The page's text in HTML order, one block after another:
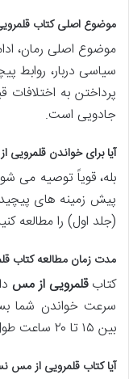
موضوع اصلی کتاب
موضوع اصلی رمان،
سیاسی دربار،
پرداختن به اختلافات
جادویی است.
آیا برای خواندن قلمرویی
بله، قویاً توصیه می
پیش زمینه های
(جلد اول) را مطالعه
مدت زمان مطالعه کتاب
کتابقلمرویی از مس
سرعت خواندن شما
بین ۱۵ تا ۲۰ ساعت طول بکشد تا به طور کامل خوانده شود.
آیا کتاب قلمرویی از مس